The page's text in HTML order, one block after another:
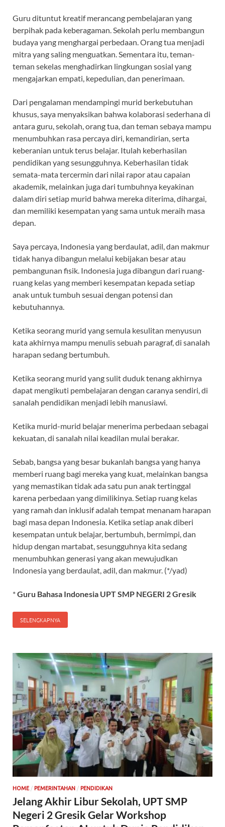
Guru dituntut kreatif merancang pembelajaran yang
berpihak pada keberagaman. Sekolah perlu membangun
budaya yang menghargai perbedaan. Orang tua menjadi
mitra yang saling menguatkan. Sementara itu, teman-
teman sekelas menghadirkan lingkungan sosial yang
mengajarkan empati, kepedulian, dan penerimaan.
Dari pengalaman mendampingi murid berkebutuhan
khusus, saya menyaksikan bahwa kolaborasi sederhana di
antara guru, sekolah, orang tua, dan teman sebaya mampu
menumbuhkan rasa percaya diri, kemandirian, serta
keberanian untuk terus belajar. Itulah keberhasilan
pendidikan yang sesungguhnya. Keberhasilan tidak
semata-mata tercermin dari nilai rapor atau capaian
akademik, melainkan juga dari tumbuhnya keyakinan
dalam diri setiap murid bahwa mereka diterima, dihargai,
dan memiliki kesempatan yang sama untuk meraih masa
depan.
Saya percaya, Indonesia yang berdaulat, adil, dan makmur
tidak hanya dibangun melalui kebijakan besar atau
pembangunan fisik. Indonesia juga dibangun dari ruang-
ruang kelas yang memberi kesempatan kepada setiap
anak untuk tumbuh sesuai dengan potensi dan
kebutuhannya.
Ketika seorang murid yang semula kesulitan menyusun
kata akhirnya mampu menulis sebuah paragraf, di sanalah
harapan sedang bertumbuh.
Ketika seorang murid yang sulit duduk tenang akhirnya
dapat mengikuti pembelajaran dengan caranya sendiri, di
sanalah pendidikan menjadi lebih manusiawi.
Ketika murid-murid belajar menerima perbedaan sebagai
kekuatan, di sanalah nilai keadilan mulai berakar.
Sebab, bangsa yang besar bukanlah bangsa yang hanya
memberi ruang bagi mereka yang kuat, melainkan bangsa
yang memastikan tidak ada satu pun anak tertinggal
karena perbedaan yang dimilikinya. Setiap ruang kelas
yang ramah dan inklusif adalah tempat menanam harapan
bagi masa depan Indonesia. Ketika setiap anak diberi
kesempatan untuk belajar, bertumbuh, bermimpi, dan
hidup dengan martabat, sesungguhnya kita sedang
menumbuhkan generasi yang akan mewujudkan
Indonesia yang berdaulat, adil, dan makmur. (*/yad)
*Guru Bahasa Indonesia UPT SMP NEGERI 2 Gresik
SELENGKAPNYA
HOME/ PEMERINTAHAN / PENDIDIKAN
Jelang Akhir Libur Sekolah, UPT SMP
Negeri 2 Gresik Gelar Workshop